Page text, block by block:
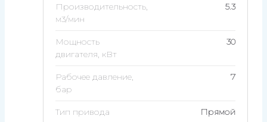
Производительность,
м3/мин
5.3
Мощность
двигателя, кВт
30
Рабочее давление,
бар
7
Тип привода Прямой